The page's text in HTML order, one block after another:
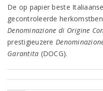
De op papier beste
gecontroleerde
Denominazione di Origine
prestigieuzere
Garantita (DOCG).